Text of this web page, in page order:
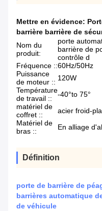
Mettre en évidence:
barrière barrière de
Nom du
produit:
porte
barrière de
contrôle d
Fréquence ::60Hz/50Hz
Puissance
de moteur :: 120W
Température
de travail ::
-40°to 75°
matériel de
coffret ::
acier froid-
Matériel de
bras ::
En alliage
Définition
porte de barrière de
barrières automatique
de véhicule